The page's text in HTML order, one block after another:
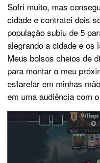
Sofri muito, mas
cidade e contratei dois
população subiu de 5
alegrando a cidade e os
Meus bolsos cheios de
para montar o meu
esfarelar em minhas
em uma audiência com